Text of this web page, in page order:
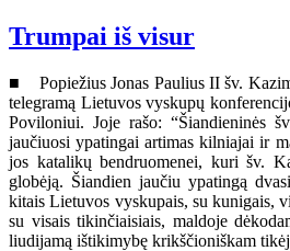
Trumpai iš visur
■ Popiežius Jonas Paulius II šv.
telegramą Lietuvos vyskupų
Poviloniui. Joje rašo: “Šiandieninės
jaučiuosi ypatingai artimas kilniajai ir
jos katalikų bendruomenei, kuri šv.
globėją. Šiandien jaučiu ypatingą
kitais Lietuvos vyskupais, su kunigais,
su visais tikinčiaisiais, maldoje
liudijamą ištikimybę krikščioniškam